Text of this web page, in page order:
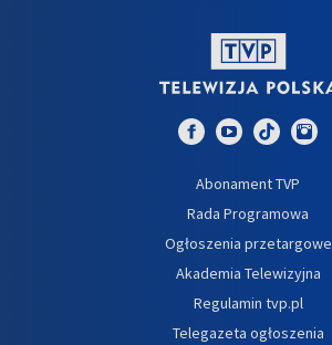
Abonament TVP
Rada Programowa
Ogłoszenia przetargowe
Akademia Telewizyjna
Regulamin tvp.pl
Telegazeta ogłoszenia